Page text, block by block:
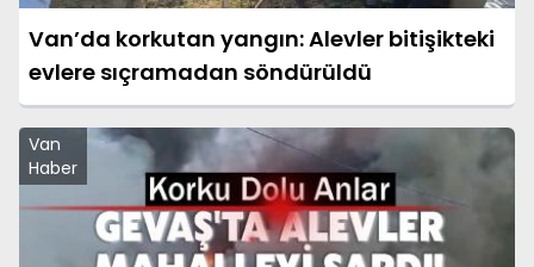
Van’da korkutan yangın: Alevler bitişikteki
evlere sıçramadan söndürüldü
Van
Haber